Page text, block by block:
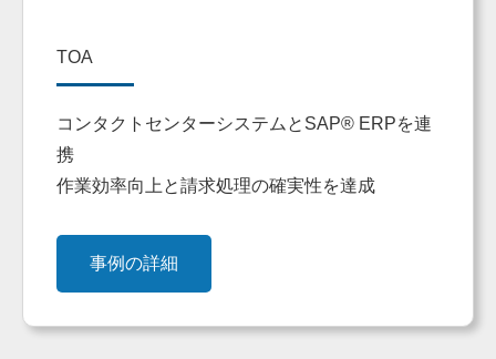
TOA
コンタクトセンターシステムとSAP® ERPを連
携
作業効率向上と請求処理の確実性を達成
事例の詳細